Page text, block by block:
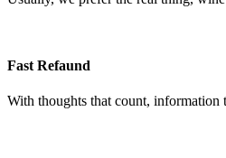
Fast Refaund
With thoughts that count, information